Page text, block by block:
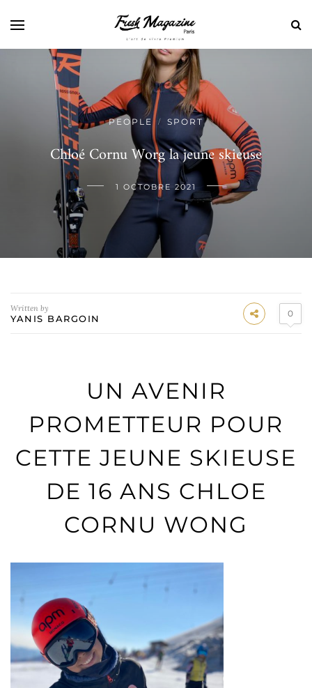
PEOPLE / SPORT
Chloé Cornu Worg la jeune skieuse
1 OCTOBRE 2021
Written by
YANIS BARGOIN 0
UN AVENIR
PROMETTEUR POUR
CETTE JEUNE SKIEUSE
DE 16 ANS CHLOE
CORNU WONG